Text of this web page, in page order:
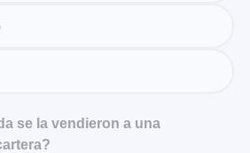
se la vendieron a una